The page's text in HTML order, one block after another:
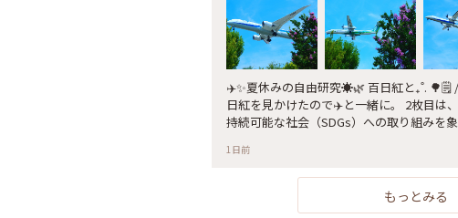
✈️✨夏休みの自由研究☀️🌿 百日紅と₊˚.
日紅を見かけたので✈️と一緒に。 2枚目は
持続可能な社会（SDGs）への取り組みを
緑」をモチーフにした爽やかなグリーンの
捕獲し損ねます…今回も構図も何もなくと
みつの絶景 #豊中市 #千里川土手 #伊丹空
#ポケモンジェット #ピカチュウジェット #
りっぷ大阪 #天草エアラインみぞか号
1日前
もっとみる